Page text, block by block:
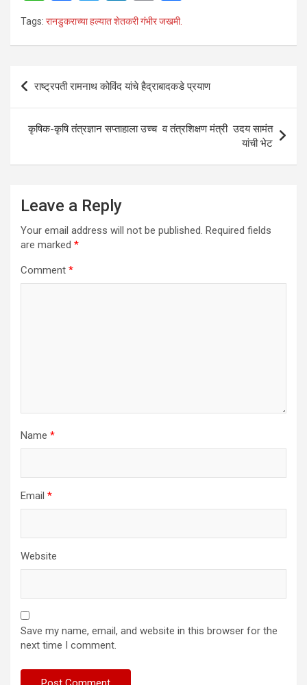
h
at
A
p
p
a
ce
o
k
wi
tt
n
ke
n
m
ail
Tags: रानडुकराच्या हल्यात शेतकरी गंभीर जखमी.
Post
navigation
राष्ट्रपती रामनाथ कोविंद यांचे हैद्राबादकडे प्रयाण
कृषिक-कृषि तंत्रज्ञान सप्ताहाला उच्च व तंत्रशिक्षण मंत्री उदय सामंत
यांची भेट
Leave a Reply
Your email address will not be published. Required fields
are marked *
Comment *
Name *
Email *
Website
Save my name, email, and website in this browser for the
next time I comment.